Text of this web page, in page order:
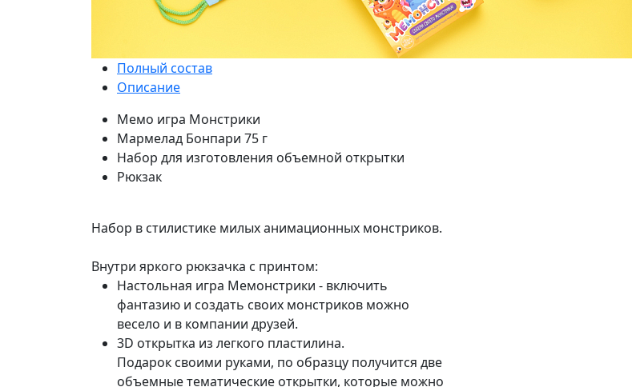
Полный состав
Описание
Мемо игра Монстрики
Мармелад Бонпари 75 г
Набор для изготовления объемной открытки
Рюкзак
Набор в стилистике милых анимационных монстриков.
Внутри яркого рюкзачка с принтом:
Настольная игра Мемонстрики - включить
фантазию и создать своих монстриков можно
весело и в компании друзей.
3D открытка из легкого пластилина.
Подарок своими руками, по образцу получится две
объемные тематические открытки, которые можно